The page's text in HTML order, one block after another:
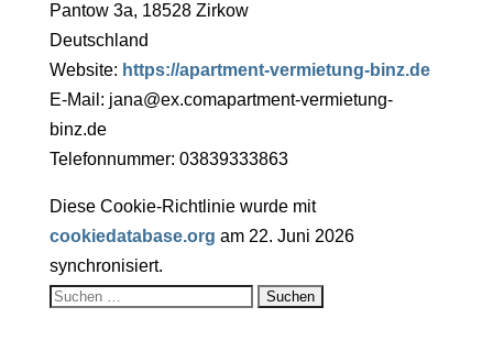
Pantow 3a, 18528 Zirkow
Deutschland
Website: https://apartment-vermietung-binz.de
E-Mail: jana@ex.comapartment-vermietung-
binz.de
Telefonnummer: 03839333863
Diese Cookie-Richtlinie wurde mit
cookiedatabase.org am 22. Juni 2026
synchronisiert.